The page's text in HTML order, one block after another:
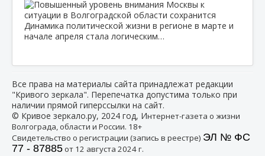
Динамика политической жизни в регионе в марте и
начале апреля стала логическим…
Все права на материалы сайта принадлежат редакции
"Кривого зеркала". Перепечатка допустима только при
наличии прямой гиперссылки на сайт.
© Кривое зеркало.ру, 2024 год, Интернет-газета о жизни
Волгограда, области и России. 18+
Свидетельство о регистрации (запись в реестре) ЭЛ № ФС
77 - 87885от 12 августа 2024 г.